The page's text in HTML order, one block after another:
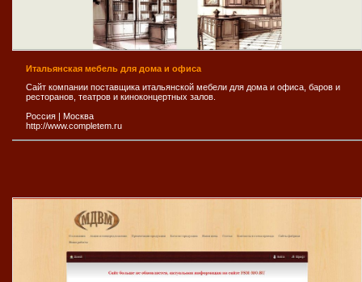
Итальянская мебель для дома и офиса
Сайт компании поставщика итальянской мебели для дома и офиса, баров и
ресторанов, театров и киноконцертных залов.
Россия | Москва
http://www.completem.ru